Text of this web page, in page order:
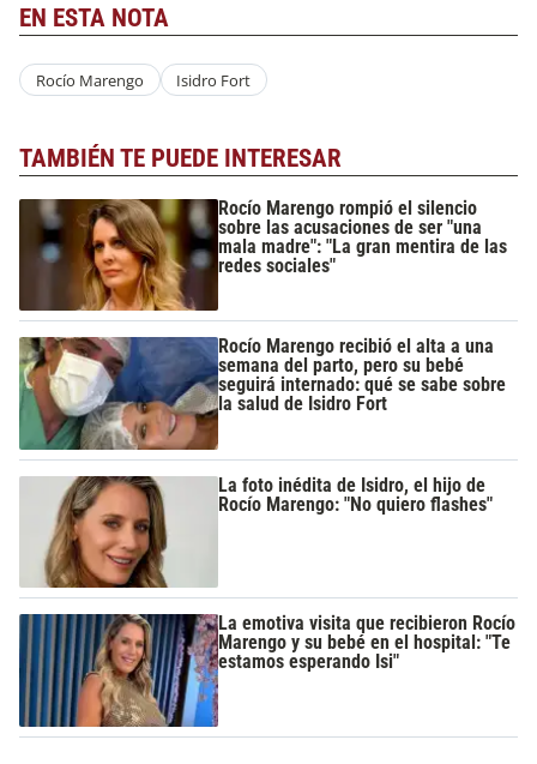
EN ESTA NOTA
Rocío Marengo Isidro Fort
TAMBIÉN TE PUEDE INTERESAR
Rocío Marengo rompió el silencio
sobre las acusaciones de ser "una
mala madre": "La gran mentira de las
redes sociales"
Rocío Marengo recibió el alta a una
semana del parto, pero su bebé
seguirá internado: qué se sabe sobre
la salud de Isidro Fort
La foto inédita de Isidro, el hijo de
Rocío Marengo: "No quiero flashes"
La emotiva visita que recibieron Rocío
Marengo y su bebé en el hospital: "Te
estamos esperando Isi"